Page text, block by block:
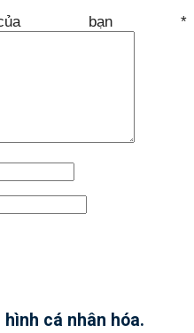
bạn *
cá nhân hóa.